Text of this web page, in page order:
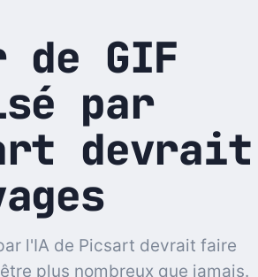
de GIF
par
devrait
l'IA de Picsart devrait faire
plus nombreux que jamais.